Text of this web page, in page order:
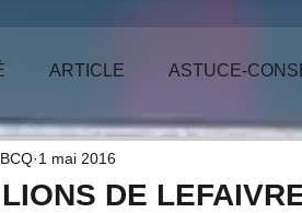
ARTICLE ASTUCE-
GAGNANT
DE
1 mai 2016